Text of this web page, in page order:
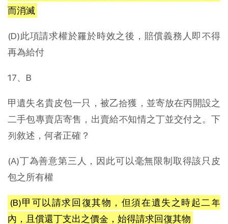
而消滅
(D)此項請求權於罹於時效之後，賠償義務人即不得
再為給付
17、B
甲遺失名貴皮包一只，被乙拾獲，並寄放在丙開設之
二手包專賣店寄售，出賣給不知情之丁並交付之。下
列敘述，何者正確？
(A)丁為善意第三人，因此可以毫無限制取得該只皮
包之所有權
(B)甲可以請求回復其物，但須在遺失之時起二年
內，且償還丁支出之價金，始得請求回復其物